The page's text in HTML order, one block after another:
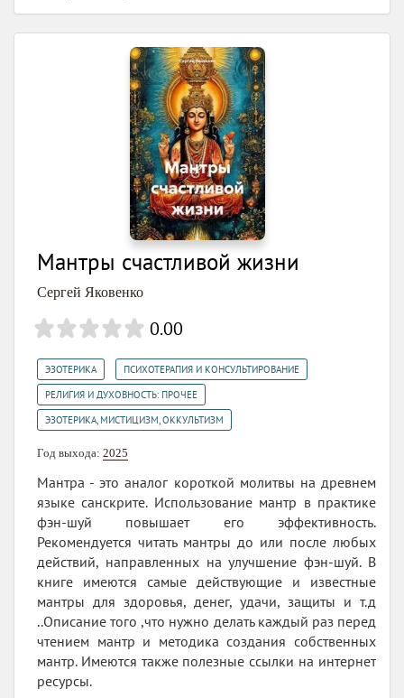
Мантры счастливой жизни
Сергей Яковенко
0.00
ЭЗОТЕРИКА ПСИХОТЕРАПИЯ И КОНСУЛЬТИРОВАНИЕ
РЕЛИГИЯ И ДУХОВНОСТЬ: ПРОЧЕЕ
ЭЗОТЕРИКА, МИСТИЦИЗМ, ОККУЛЬТИЗМ
Год выхода: 2025
Мантра - это аналог короткой молитвы на древнем
языке санскрите. Использование мантр в практике
фэн-шуй повышает его эффективность.
Рекомендуется читать мантры до или после любых
действий, направленных на улучшение фэн-шуй. В
книге имеются самые действующие и известные
мантры для здоровья, денег, удачи, защиты и т.д
..Описание того ,что нужно делать каждый раз перед
чтением мантр и методика создания собственных
мантр. Имеются также полезные ссылки на интернет
ресурсы.